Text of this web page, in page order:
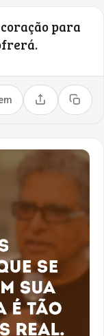
para
Compartilhar
Copiar